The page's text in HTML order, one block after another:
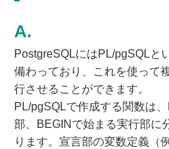
PostgreSQLにはPL/pgSQLと
備わっており、これを使って
行させることができます。
PL/pgSQLで作成する関数は
部、BEGINで始まる実行部に
ります。宣言部の変数定義（